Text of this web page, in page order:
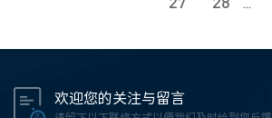
...
欢迎您的关注与留言